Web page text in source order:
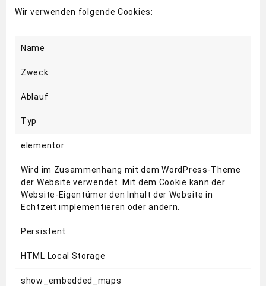
Wir verwenden folgende Cookies:
Name
Zweck
Ablauf
Typ
elementor
Wird im Zusammenhang mit dem WordPress-Theme
der Website verwendet. Mit dem Cookie kann der
Website-Eigentümer den Inhalt der Website in
Echtzeit implementieren oder ändern.
Persistent
HTML Local Storage
show_embedded_maps